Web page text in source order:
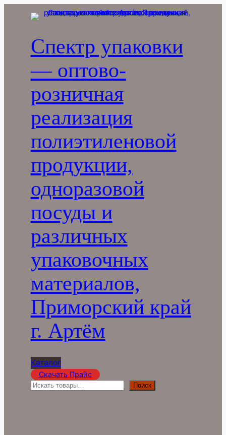
Перейти
Спектр упаковки
— оптово-
розничная
реализация
полиэтиленовой
продукции,
одноразовой
посуды и
различных
упаковочных
материалов,
Приморский край
г. Артём
Каталог
Скачать Прайс
П
Поиск